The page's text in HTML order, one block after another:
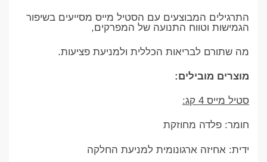
התרגילים המבוצעים עם הסטיל מייס מסייעים בשיפור
הגמישות וטווח התנועה של המפרקים,
מה שתורם לבריאות הכללית ולמניעת פציעות.
מוצרים מובילים:
סטיל מייס 4 קג:
חומר: פלדה מחוזקת
ידית: אחיזה ארגונומית למניעת החלקה